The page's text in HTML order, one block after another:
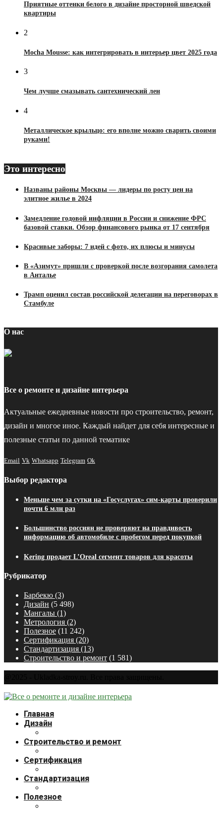
Приятные оттенки белого в дизайне просторной шведской
квартиры
2
Mocha Mousse: как интегрировать в интерьер цвет 2025 года
3
Чем лучше смазывать сантехнический лен
4
Металлическое крыльцо: его вполне можно сварить своими
руками!
Это интересно
Названы районы Москвы — лидеры по росту цен на
элитное жилье в 2024
Замедление годовой инфляции в России и снижение ФРС
базовой ставки. Обзор финансового рынка от 17 сентября
Красивые заборы: 7 идей с фото, их плюсы и минусы
В «Азимут» пришли с проверкой после возгорания самолета
в Анталье
Трамп оценил состав российской делегации на переговорах в
Стамбуле
О нас
Все о ремонте и дизайне интерьера
Актуальные ежедневные новости про строительство, ремонт,
дизайн и многое иное. Каждый найдет для себя интересные и
полезные статьи по данной тематике
Email Vk Whatsapp Telegram Ok
Выбор редактора
Меньше чем за сутки на «Госуслугах» сим-карты проверили
почти 6 млн раз
Большинство россиян не проверяют на правдивость
информацию об автомобиле с пробегом перед покупкой
Kering продает L’Oreal сегмент товаров для красоты
Рубрикатор
Барбекю (3)
Дизайн (5 498)
Мангалы (1)
Метрология (2)
Полезное (11 242)
Сертификация (20)
Стандартизация (13)
Строительство и ремонт (1 581)
Главная
Дизайн
Строительство и ремонт
Сертификация
Стандартизация
Полезное